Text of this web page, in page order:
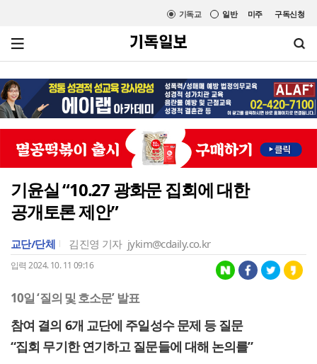
미주 구독신청
일반
기독교
기윤실 “10.27 광화문 집회에 대한
공개토론 제안”
교단/단체 김진영 기자 jykim@cdaily.co.kr
입력 2024. 10. 11 09:16
10일 ‘질의 및 호소문’ 발표
참여 결의 6개 교단에 주일성수 문제 등 질문
“집회 무기한 연기하고 질문들에 대해 논의를”